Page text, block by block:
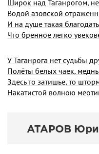
Широк над Таганрогом,
Водой азовской
И на душе такая
Что бренное легко
У Таганрога нет судьбы
Полёты белых чаек,
Здесь то затишье, то
Накатистой волною
АТАРОВ